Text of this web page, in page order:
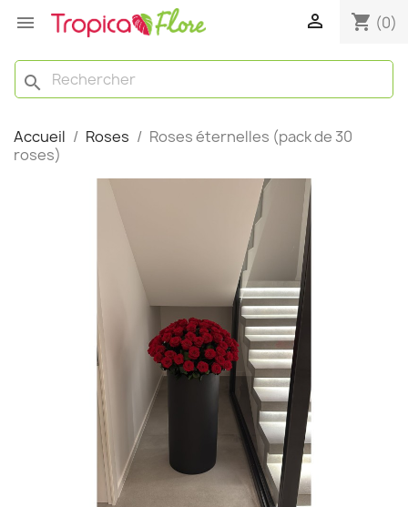
  shopping_cart (0)
search
Accueil Roses
Roses éternelles (pack de 30
roses)